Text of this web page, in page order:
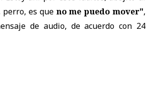
perro, es que no me puedo mover",
de audio, de acuerdo con 24